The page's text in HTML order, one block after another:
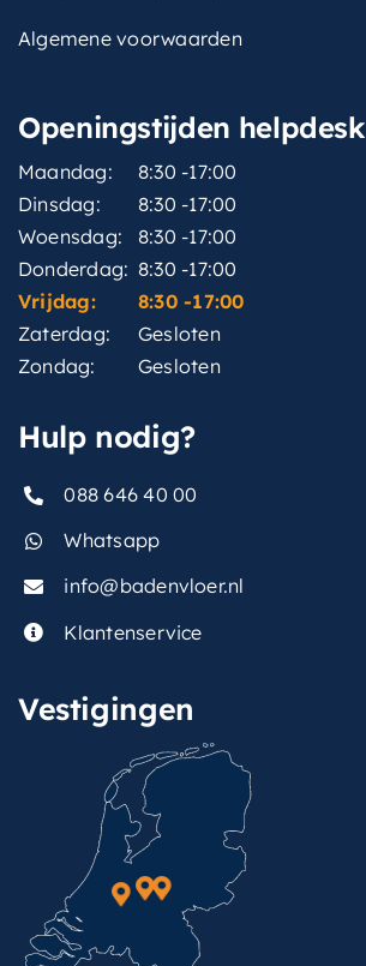
Algemene voorwaarden
Openingstijden helpdesk
Maandag:
8:30 -17:00
Dinsdag:
8:30 -17:00
Woensdag:
8:30 -17:00
Donderdag: 8:30 -17:00
Vrijdag:
8:30 -17:00
Zaterdag:
Gesloten
Zondag:
Gesloten
Hulp nodig?
088 646 40 00
Whatsapp
info@badenvloer.nl
Klantenservice
Vestigingen